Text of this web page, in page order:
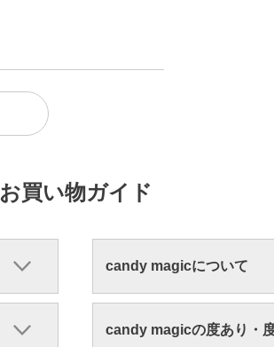
お買い物ガイド
candy magicについて
candy magicの度あり・